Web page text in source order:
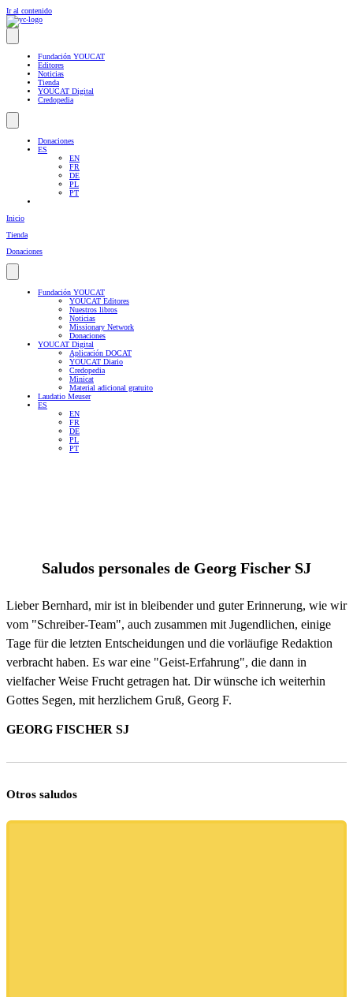
Ir al contenido
Fundación YOUCAT
Editores
Noticias
Tienda
YOUCAT Digital
Credopedia
Donaciones
ES
EN
FR
DE
PL
PT
Inicio
Tienda
Donaciones
Fundación YOUCAT
YOUCAT Editores
Nuestros libros
Noticias
Missionary Network
Donaciones
YOUCAT Digital
Aplicación DOCAT
YOUCAT Diario
Credopedia
Minicat
Material adicional gratuito
Laudatio Meuser
ES
EN
FR
DE
PL
PT
Saludos personales de Georg Fischer SJ
Lieber Bernhard, mir ist in bleibender und guter Erinnerung, wie wir
vom "Schreiber-Team", auch zusammen mit Jugendlichen, einige
Tage für die letzten Entscheidungen und die vorläufige Redaktion
verbracht haben. Es war eine "Geist-Erfahrung", die dann in
vielfacher Weise Frucht getragen hat. Dir wünsche ich weiterhin
Gottes Segen, mit herzlichem Gruß, Georg F.
GEORG FISCHER SJ
Otros saludos